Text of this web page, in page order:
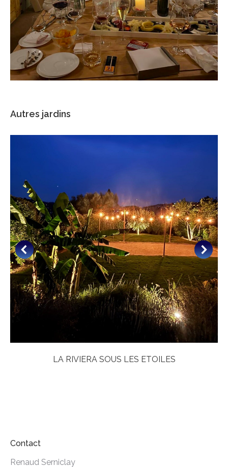
Autres jardins
LA RIVIERA SOUS LES ETOILES
Contact
Renaud Serniclay